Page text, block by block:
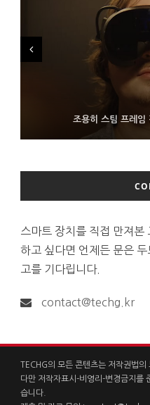
조용히 스팀 프레임
9월 4일부터 서비스 접는 안
FMS 2026서 차세대 3D 메
보인
스마트 장치를 직접 만져본
하고 싶다면 언제든 문은
고를 기다립니다.
contact@techg.kr
TECHG의 모든 콘텐츠는 저작권법의
다만 저작자표시-비영리-변경금지를
습니다.